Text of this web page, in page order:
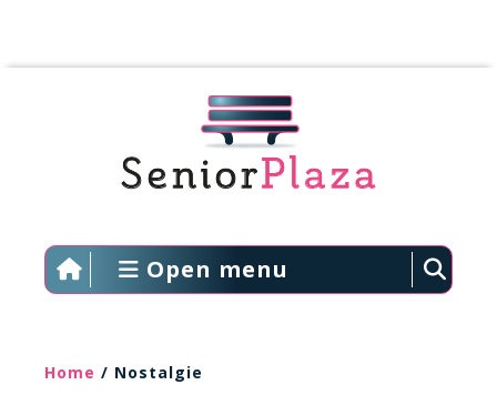
Open menu
Home / Nostalgie